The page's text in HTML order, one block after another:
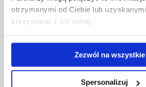
otrzymanymi od Ciebie lub
korzystania z ich usług.
Zezwól na wszystkie
Spersonalizuj
Projekty współfinansowane przez UE
Projekty realizowane z KPO
Wynajem sal
Deklaracja dostępności cyfrowej
Rachunek bankowy UR